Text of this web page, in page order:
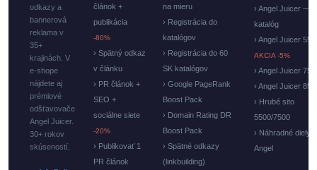
odkazy a
bannerová
reklama v
35+
krajinách. V
e-shope
nájdete aj
prémiové
odšťavovače
Angel Juicer.
30+ rokov
skúseností.
článok +
publikácia
-80%
› Spätný odkaz
v článku
› PR článok +
SEO +
sociálne siete
-20%
› Publikovať 1
PR článok
na mieru
› Registrácia do
katalógov
› Registrácia do 60
SK katalógov
› Google PageRank
Boost Pack
› Domain Rating DR
Boost Pack
› Spätné odkazy
(linkbuilding)
› Angel Juicer —
katalóg
› Angel Juicer
AKCIA -5%
› Angel Juicer
› Angel Juicer
› Hrubé sito
5500/7500
› Náhradné diely
Angel